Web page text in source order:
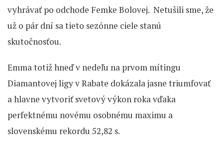
vyhrávať po odchode Femke Bolovej. Netušili sme, že
už o pár dní sa tieto sezónne ciele stanú
skutočnosťou.
Emma totiž hneď v nedeľu na prvom mítingu
Diamantovej ligy v Rabate dokázala jasne triumfovať
a hlavne vytvoriť svetový výkon roka vďaka
perfektnému novému osobnému maximu a
slovenskému rekordu 52,82 s.